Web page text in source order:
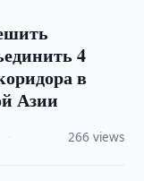
4
в
Азии
266 views